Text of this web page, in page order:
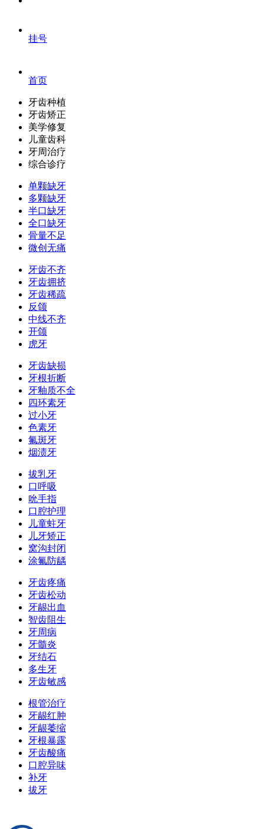
挂号
首页
牙齿种植
牙齿矫正
美学修复
儿童齿科
牙周治疗
综合诊疗
单颗缺牙
多颗缺牙
半口缺牙
全口缺牙
骨量不足
微创无痛
牙齿不齐
牙齿拥挤
牙齿稀疏
反颌
中线不齐
开颌
虎牙
牙齿缺损
牙根折断
牙釉质不全
四环素牙
过小牙
色素牙
氟斑牙
烟渍牙
拔乳牙
口呼吸
吮手指
口腔护理
儿童蛀牙
儿牙矫正
窝沟封闭
涂氟防龋
牙齿疼痛
牙齿松动
牙龈出血
智齿阻生
牙周病
牙髓炎
牙结石
多生牙
牙齿敏感
根管治疗
牙龈红肿
牙龈萎缩
牙根暴露
牙齿酸痛
口腔异味
补牙
拔牙